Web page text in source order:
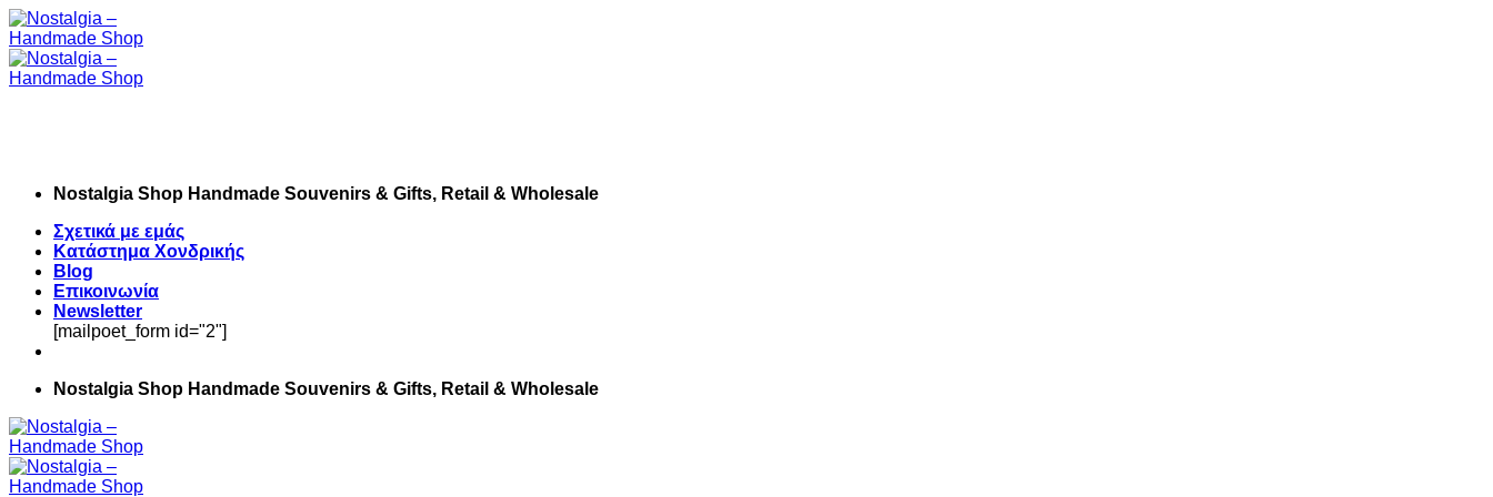
Skip
to
content
Nostalgia Shop Handmade Souvenirs & Gifts, Retail & Wholesale
Σχετικά με εμάς
Κατάστημα Χονδρικής
Blog
Επικοινωνία
Newsletter
[mailpoet_form id="2"]
Nostalgia Shop Handmade Souvenirs & Gifts, Retail & Wholesale